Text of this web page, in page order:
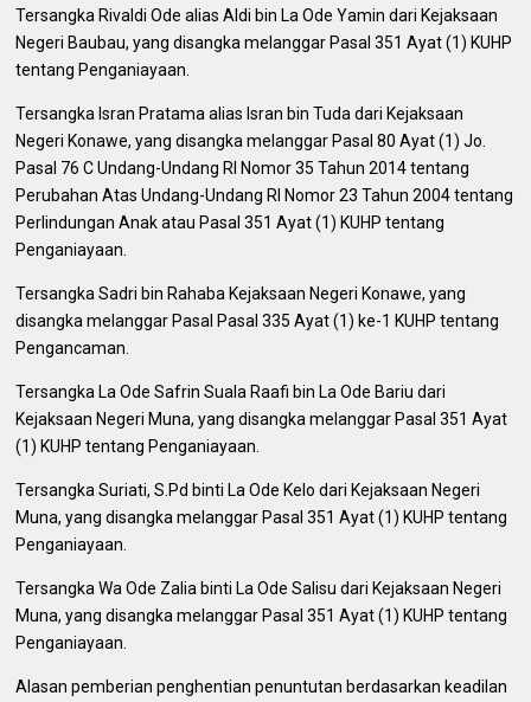
Tersangka Rivaldi Ode alias Aldi bin La Ode Yamin dari Kejaksaan
Negeri Baubau, yang disangka melanggar Pasal 351 Ayat (1) KUHP
tentang Penganiayaan.
Tersangka Isran Pratama alias Isran bin Tuda dari Kejaksaan
Negeri Konawe, yang disangka melanggar Pasal 80 Ayat (1) Jo.
Pasal 76 C Undang-Undang RI Nomor 35 Tahun 2014 tentang
Perubahan Atas Undang-Undang RI Nomor 23 Tahun 2004 tentang
Perlindungan Anak atau Pasal 351 Ayat (1) KUHP tentang
Penganiayaan.
Tersangka Sadri bin Rahaba Kejaksaan Negeri Konawe, yang
disangka melanggar Pasal Pasal 335 Ayat (1) ke-1 KUHP tentang
Pengancaman.
Tersangka La Ode Safrin Suala Raafi bin La Ode Bariu dari
Kejaksaan Negeri Muna, yang disangka melanggar Pasal 351 Ayat
(1) KUHP tentang Penganiayaan.
Tersangka Suriati, S.Pd binti La Ode Kelo dari Kejaksaan Negeri
Muna, yang disangka melanggar Pasal 351 Ayat (1) KUHP tentang
Penganiayaan.
Tersangka Wa Ode Zalia binti La Ode Salisu dari Kejaksaan Negeri
Muna, yang disangka melanggar Pasal 351 Ayat (1) KUHP tentang
Penganiayaan.
Alasan pemberian penghentian penuntutan berdasarkan keadilan